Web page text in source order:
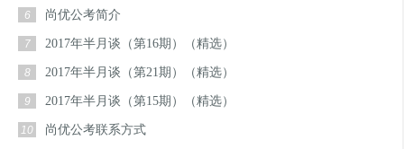
6 尚优公考简介
7 2017年半月谈（第16期）（精选）
8 2017年半月谈（第21期）（精选）
9 2017年半月谈（第15期）（精选）
10 尚优公考联系方式